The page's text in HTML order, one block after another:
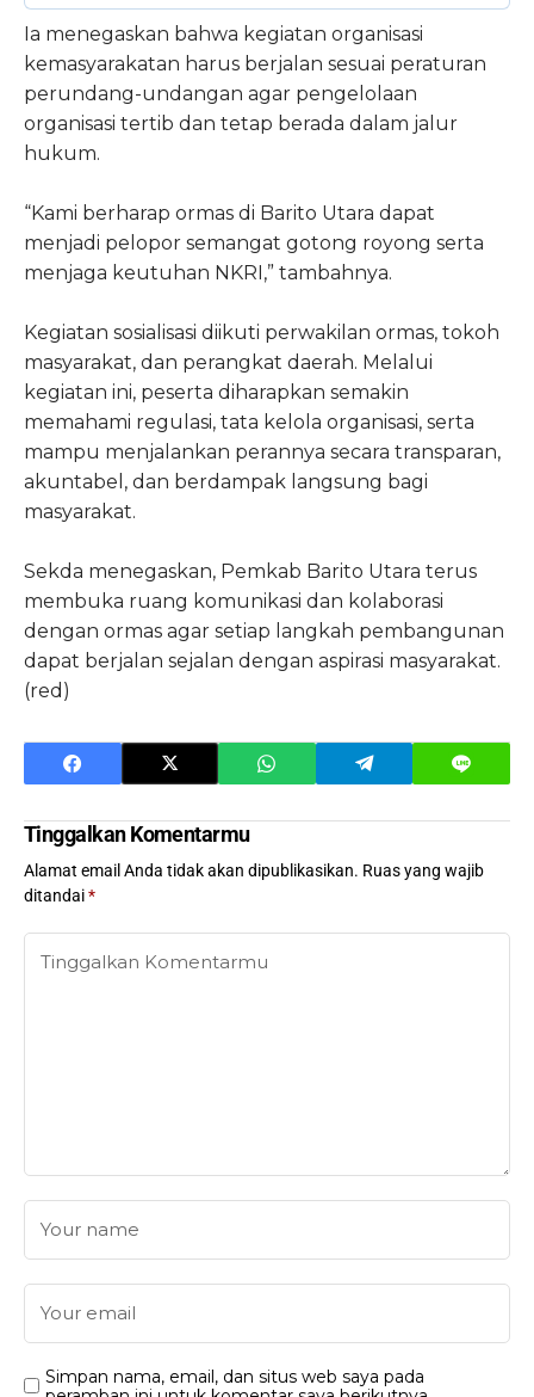
Ia menegaskan bahwa kegiatan organisasi
kemasyarakatan harus berjalan sesuai peraturan
perundang-undangan agar pengelolaan
organisasi tertib dan tetap berada dalam jalur
hukum.
“Kami berharap ormas di Barito Utara dapat
menjadi pelopor semangat gotong royong serta
menjaga keutuhan NKRI,” tambahnya.
Kegiatan sosialisasi diikuti perwakilan ormas, tokoh
masyarakat, dan perangkat daerah. Melalui
kegiatan ini, peserta diharapkan semakin
memahami regulasi, tata kelola organisasi, serta
mampu menjalankan perannya secara transparan,
akuntabel, dan berdampak langsung bagi
masyarakat.
Sekda menegaskan, Pemkab Barito Utara terus
membuka ruang komunikasi dan kolaborasi
dengan ormas agar setiap langkah pembangunan
dapat berjalan sejalan dengan aspirasi masyarakat.
(red)
Tinggalkan Komentarmu
Alamat email Anda tidak akan dipublikasikan. Ruas yang wajib
ditandai*
Simpan nama, email, dan situs web saya pada